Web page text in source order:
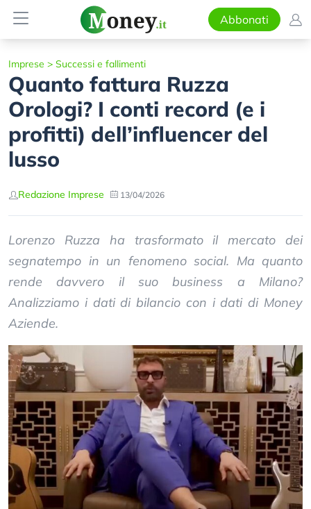
Abbonati
Imprese > Successi e fallimenti
Quanto fattura Ruzza
Orologi? I conti record (e i
profitti) dell’influencer del
lusso
Redazione Imprese 13/04/2026
Lorenzo Ruzza ha trasformato il mercato dei
segnatempo in un fenomeno social. Ma quanto
rende davvero il suo business a Milano?
Analizziamo i dati di bilancio con i dati di Money
Aziende.